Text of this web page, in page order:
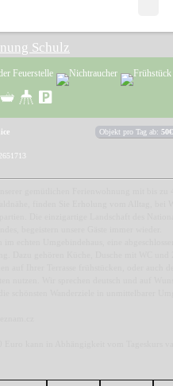
Schulz
Objekt pro Tag ab: 50€